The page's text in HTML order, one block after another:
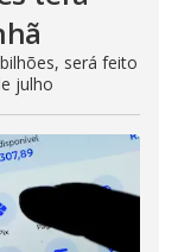
será feito
julho